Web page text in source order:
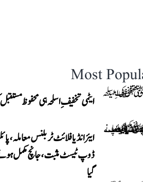
Most
ایٹمی تخفیفِ اسلحہ ہی محفوظ
ایئر انڈیا فلائٹ ٹربلنس معاملہ،
ڈوپ ٹیسٹ مثبت، جانچ مکمل
گیا